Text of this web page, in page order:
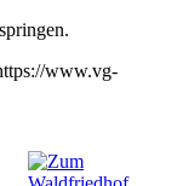
springen.
www.vg-